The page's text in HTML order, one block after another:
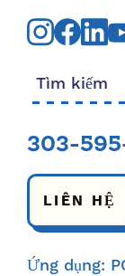
Tìm kiếm:
303-
LIÊN HỆ
Ứng dụng: